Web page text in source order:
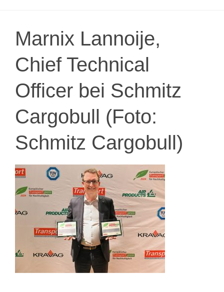
Marnix Lannoije,
Chief Technical
Officer bei Schmitz
Cargobull (Foto:
Schmitz Cargobull)